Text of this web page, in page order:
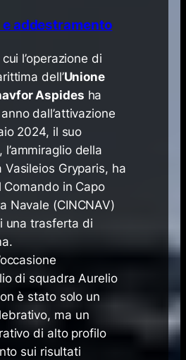
addestramento
l’operazione di
dell’Unione
Aspides ha
dall’attivazione
2024, il suo
della
Vasileios Gryparis, ha
in Capo
Navale (CINCNAV)
una trasferta di
di squadra Aurelio
è stato solo un
ma un
di alto profilo
sui risultati